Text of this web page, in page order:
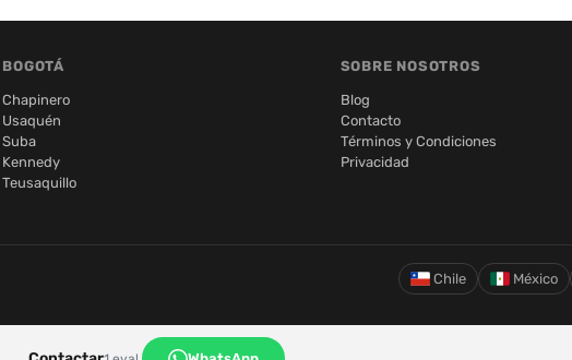
BOGOTÁ
Chapinero
Usaquén
Suba
Kennedy
Teusaquillo
SOBRE NOSOTROS
Blog
Contacto
Términos y Condiciones
Privacidad
Chile México